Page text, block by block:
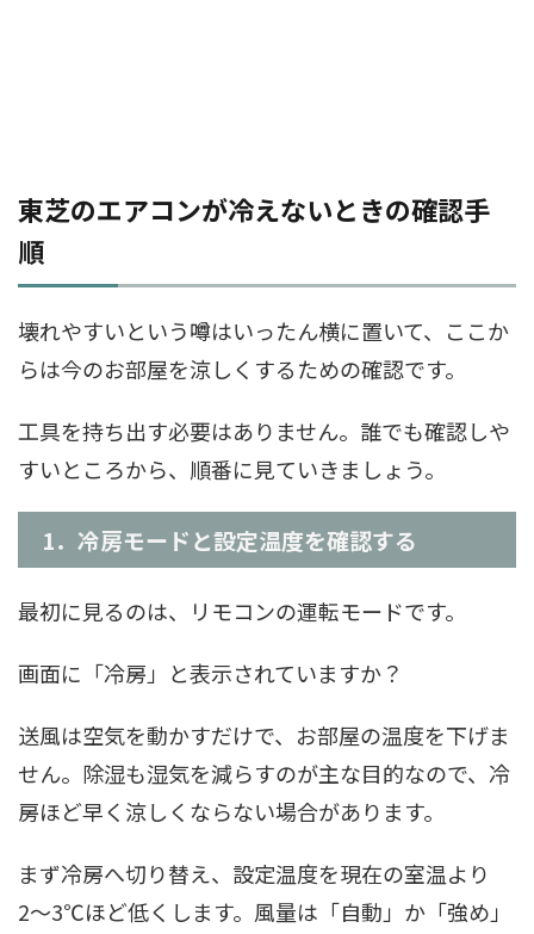
東芝のエアコンが冷えないときの確認手
順
壊れやすいという噂はいったん横に置いて、ここか
らは今のお部屋を涼しくするための確認です。
工具を持ち出す必要はありません。誰でも確認しや
すいところから、順番に見ていきましょう。
1．冷房モードと設定温度を確認する
最初に見るのは、リモコンの運転モードです。
画面に「冷房」と表示されていますか？
送風は空気を動かすだけで、お部屋の温度を下げま
せん。除湿も湿気を減らすのが主な目的なので、冷
房ほど早く涼しくならない場合があります。
まず冷房へ切り替え、設定温度を現在の室温より
2〜3℃ほど低くします。風量は「自動」か「強め」